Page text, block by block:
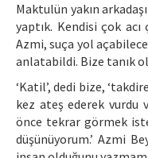
Maktulün yakın
yaptık. Kendisi çok
Azmi, suça yol
anlatabildi. Bize tanık
‘Katil’, dedi bize,
kez ateş ederek vurdu
önce tekrar görmek
düşünüyorum.’ Azmi